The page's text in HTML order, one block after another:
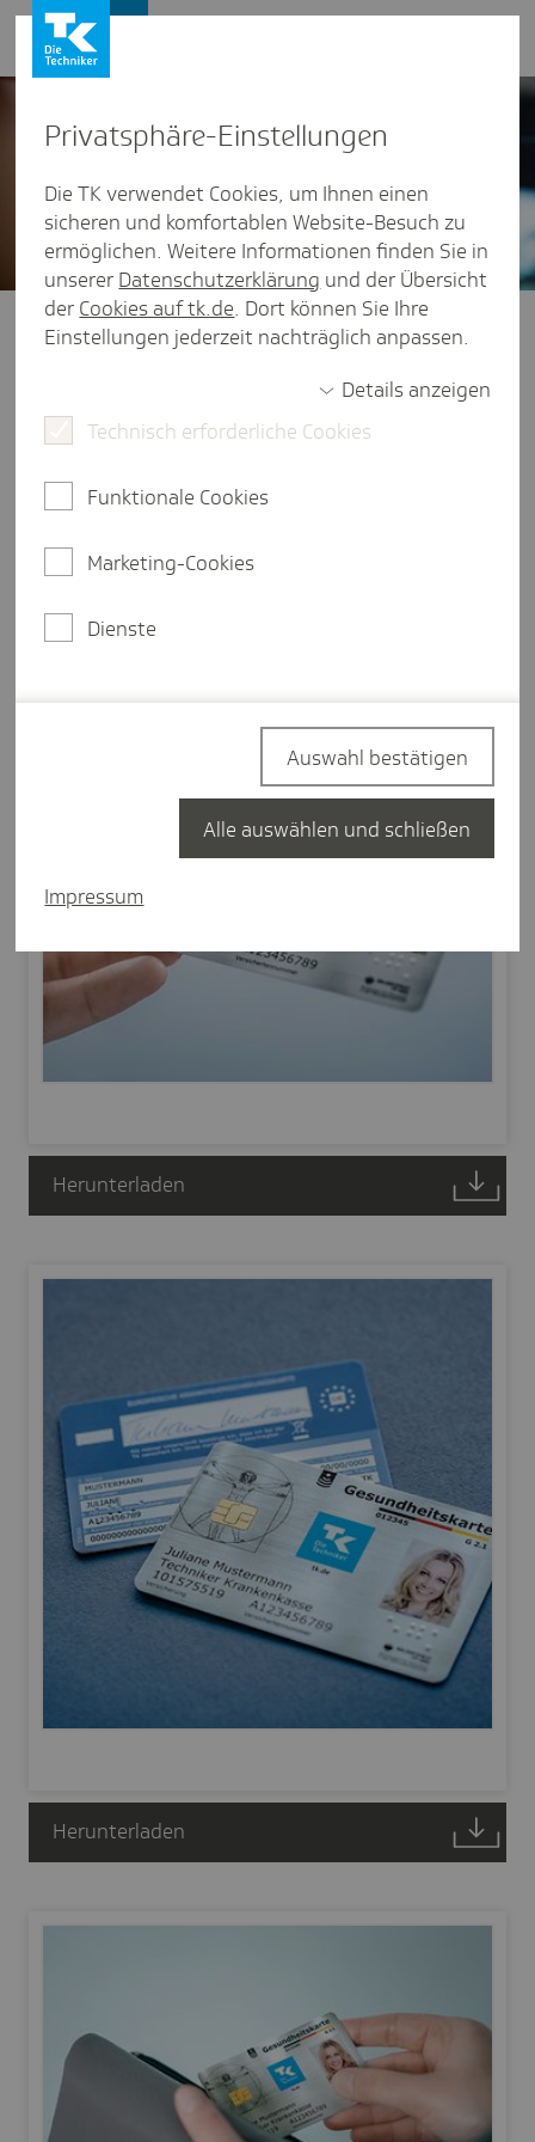
Presse und Politik / Themen von A - Z
Herunterladen
Herunterladen
Privat­sphäre-Einstel­lungen
Die TK verwendet Cookies, um Ihnen einen
sicheren und komfortablen Website-Besuch zu
ermöglichen. Weitere Informationen finden Sie in
unserer Datenschutzerklärung und der Übersicht
der Cookies auf tk.de. Dort können Sie Ihre
Einstellungen jederzeit nachträglich anpassen.
Details anzeigen
Technisch erforderliche Cookies
Funktionale Cookies
Marketing-Cookies
Dienste
Impressum
Auswahl bestätigen
Alle auswählen und schließen